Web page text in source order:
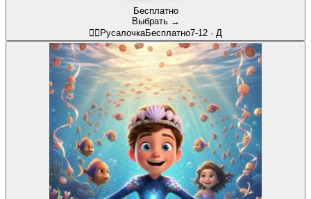
Бесплатно
Выбрать →
🧜‍♀️ РусалочкаБесплатно7-12 · Д